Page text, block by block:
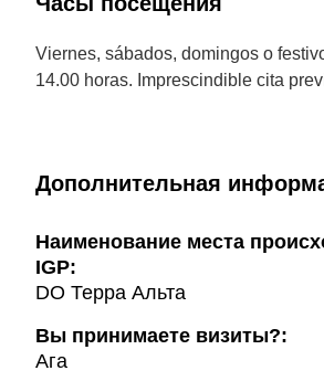
Viernes, sábados, domingos o
14.00 horas. Imprescindible cita
Дополнительная
Наименование места
IGP:
DO Терра Альта
Вы принимаете визиты?:
Ага